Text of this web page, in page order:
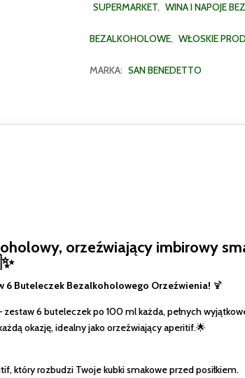
SUPERMARKET, WINA I NAPOJE
BEZALKOHOLOWE, WŁOSKIE
MARKA: SAN BENEDETTO
orzeźwiający imbirowy
6 Buteleczek Bezalkoholowego Orzeźwienia! 🍹
6 buteleczek po 100 ml każda, pełnych
okazję, idealny jako orzeźwiający aperitif.🌟
który rozbudzi Twoje kubki smakowe przed posiłkiem.